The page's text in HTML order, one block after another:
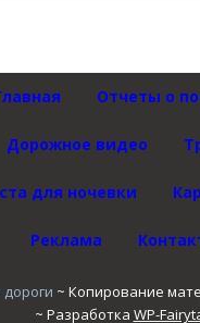
Отчеты о
Дорожное видео
для ночевки
Реклама
~ Копирование
~ Разработка WP-